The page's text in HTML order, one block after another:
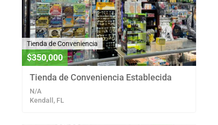
Tienda de Conveniencia
$350,000
Tienda de Conveniencia Establecida
N/A
Kendall, FL